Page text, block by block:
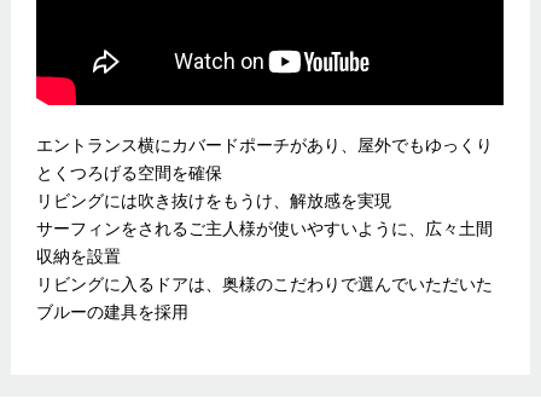
エントランス横にカバードポーチがあり、屋外でもゆっくり
とくつろげる空間を確保
リビングには吹き抜けをもうけ、解放感を実現
サーフィンをされるご主人様が使いやすいように、広々土間
収納を設置
リビングに入るドアは、奥様のこだわりで選んでいただいた
ブルーの建具を採用